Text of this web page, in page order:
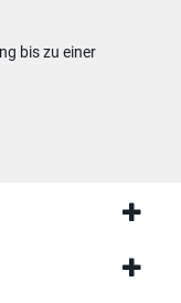
bis zu einer